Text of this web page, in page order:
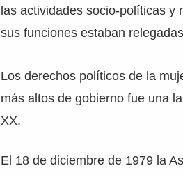
las actividades socio-políticas y
sus funciones estaban
Los derechos políticos de la
más altos de gobierno fue una
XX.
El 18 de diciembre de 1979 la